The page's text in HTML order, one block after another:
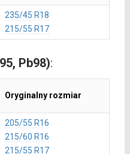
235/45 R18
215/55 R17
Pb98):
Oryginalny rozmiar
205/55 R16
215/60 R16
215/55 R17